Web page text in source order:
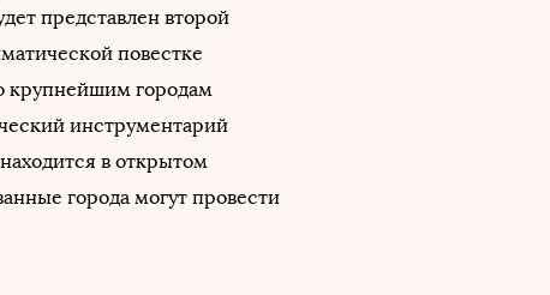
представлен второй
повестке
крупнейшим городам
инструментарий
в открытом
города могут провести